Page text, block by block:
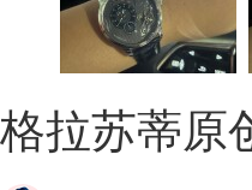
格拉苏蒂原